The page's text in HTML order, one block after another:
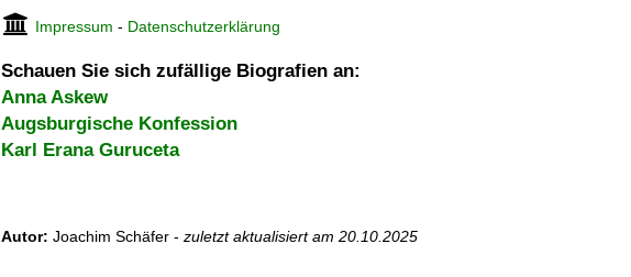
Impressum - Datenschutzerklärung
Schauen Sie sich zufällige Biografien an:
Anna Askew
Augsburgische Konfession
Karl Erana Guruceta
Autor: Joachim Schäfer - zuletzt aktualisiert am 20.10.2025